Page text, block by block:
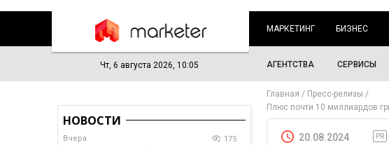
МАРКЕТИНГ БИЗНЕС
Чт, 6 августа 2026, 10:05 АГЕНТСТВА СЕРВИСЫ
Главная
Пресс-релизы
Плюс почти 10 миллиардов
20.08.2024 PR
НОВОСТИ
Вчера 175